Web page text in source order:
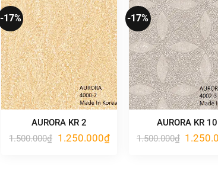
-17%
AURORA KR 2
1.500.000₫ Giá
1.250.000₫Giá
hiện
-17%
AURORA KR 10
1.500.000₫ Giá